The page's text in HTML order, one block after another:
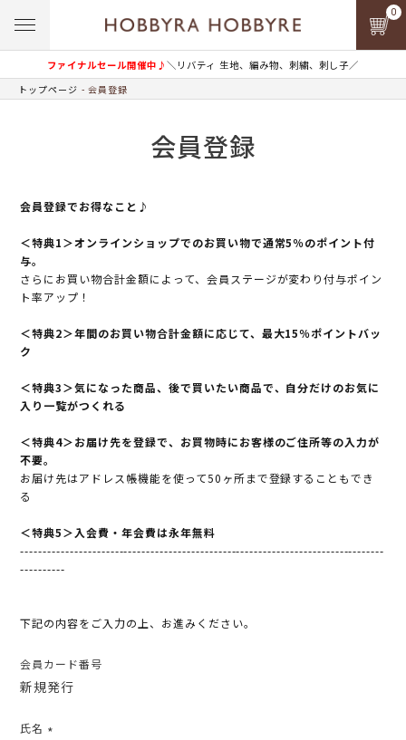
ファイナルセール開催中♪＼リバティ 生地、編み物、刺繍、刺し子／
0
トップページ 会員登録
会員登録
会員登録でお得なこと♪
＜特典1＞オンラインショップでのお買い物で通常5％のポイント付
与。
さらにお買い物合計金額によって、会員ステージが変わり付与ポイン
ト率アップ！
＜特典2＞年間のお買い物合計金額に応じて、最大15％ポイントバッ
ク
＜特典3＞気になった商品、後で買いたい商品で、自分だけのお気に
入り一覧がつくれる
＜特典4＞お届け先を登録で、お買物時にお客様のご住所等の入力が
不要。
お届け先はアドレス帳機能を使って50ヶ所まで登録することもでき
る
＜特典5＞入会費・年会費は永年無料
---------------------------------------------------------------------------------
----------
下記の内容をご入力の上、お進みください。
会員カード番号
新規発行
氏名